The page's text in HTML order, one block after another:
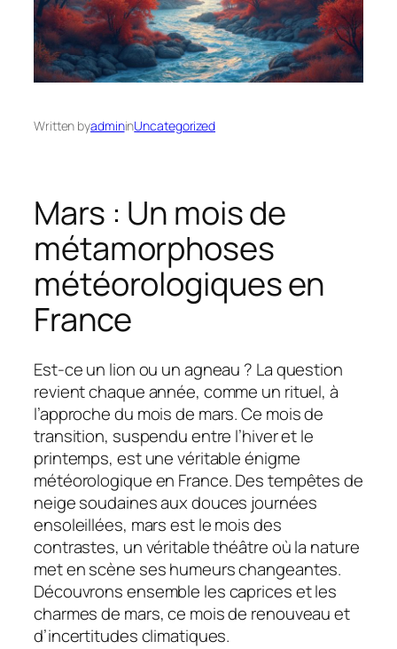
Written byadmininUncategorized
Mars : Un mois de
métamorphoses
météorologiques en
France
Est-ce un lion ou un agneau ? La question
revient chaque année, comme un rituel, à
l’approche du mois de mars. Ce mois de
transition, suspendu entre l’hiver et le
printemps, est une véritable énigme
météorologique en France. Des tempêtes de
neige soudaines aux douces journées
ensoleillées, mars est le mois des
contrastes, un véritable théâtre où la nature
met en scène ses humeurs changeantes.
Découvrons ensemble les caprices et les
charmes de mars, ce mois de renouveau et
d’incertitudes climatiques.